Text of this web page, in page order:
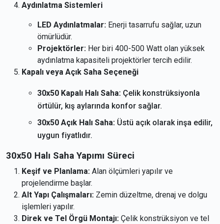
Aydınlatma Sistemleri
LED Aydınlatmalar: Enerji tasarrufu sağlar, uzun
ömürlüdür.
Projektörler: Her biri 400-500 Watt olan yüksek
aydınlatma kapasiteli projektörler tercih edilir.
Kapalı veya Açık Saha Seçeneği
30x50 Kapalı Halı Saha: Çelik konstrüksiyonla
örtülür, kış aylarında konfor sağlar.
30x50 Açık Halı Saha: Üstü açık olarak inşa edilir,
uygun fiyatlıdır.
30x50 Halı Saha Yapımı Süreci
Keşif ve Planlama: Alan ölçümleri yapılır ve
projelendirme başlar.
Alt Yapı Çalışmaları: Zemin düzeltme, drenaj ve dolgu
işlemleri yapılır.
Direk ve Tel Örgü Montajı: Çelik konstrüksiyon ve tel